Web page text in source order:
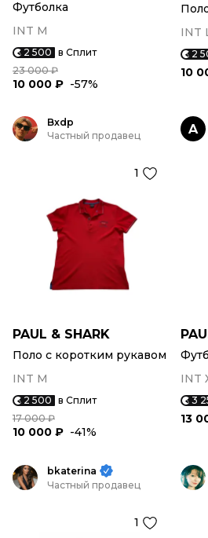
Футболка
INT M
2 500 в Сплит
23 000 ₽
10 000 ₽ -57%
INT
2
10
Bxdp
Частный продавец
1
PAUL & SHARK
Поло с коротким рукавом
INT M
2 500 в Сплит
17 000 ₽
10 000 ₽ -41%
A
INT
3
13
bkaterina
Частный продавец
1